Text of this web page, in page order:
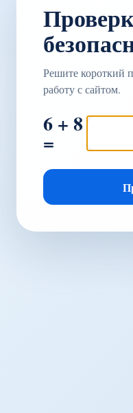
Решите короткий
работу с сайтом.
6 + 8
=